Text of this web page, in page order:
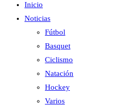
Inicio
Noticias
Fútbol
Basquet
Ciclismo
Natación
Hockey
Varios